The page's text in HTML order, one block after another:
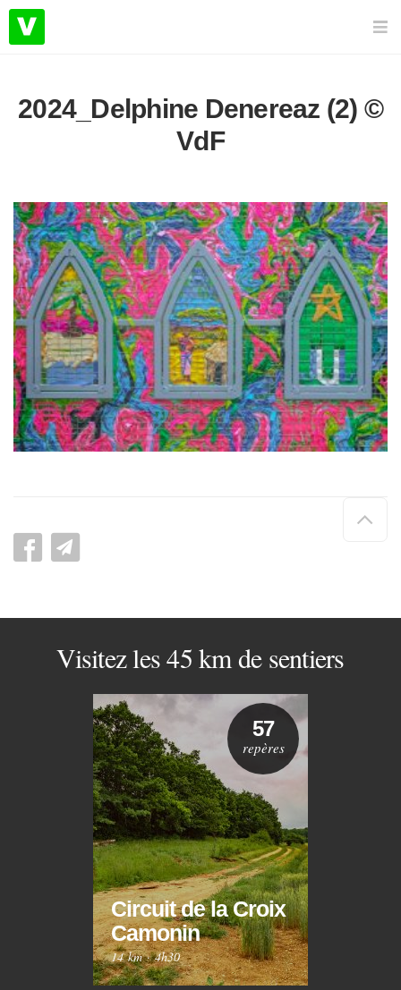
2024_Delphine Denereaz (2) ©
VdF
de
Visitez les 45 km de sentiers
Circuit de la Croix
Camonin
14 km·4h30
57
repères